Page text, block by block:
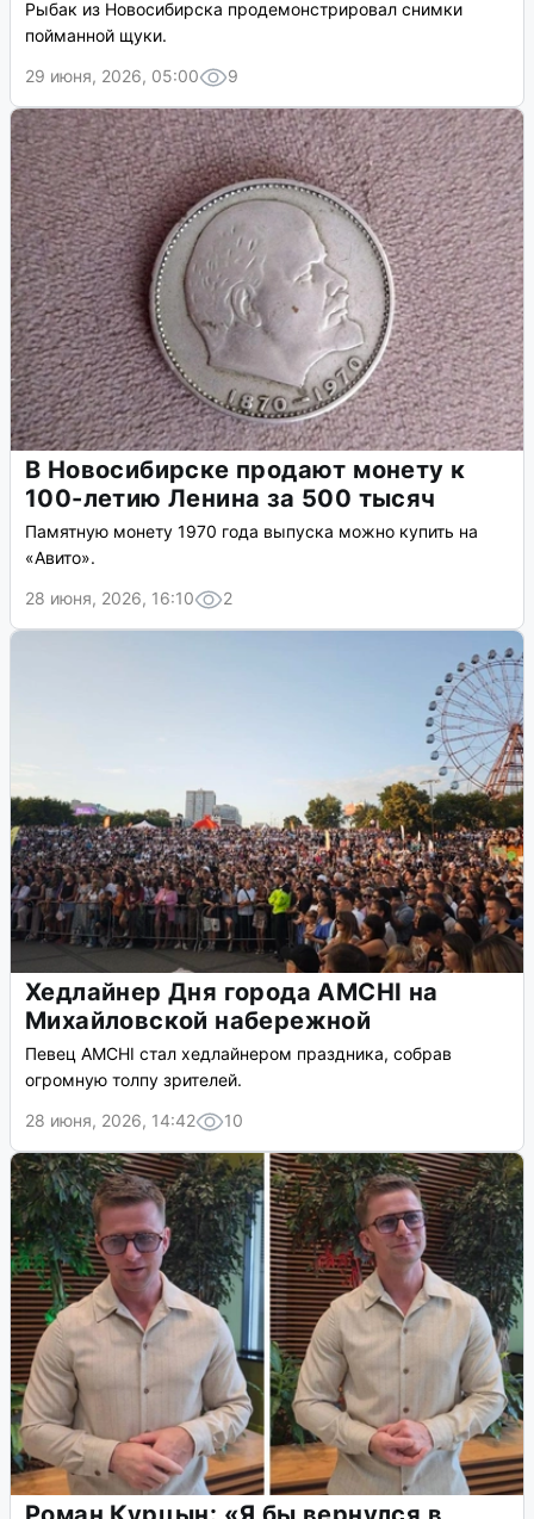
Рыбак из Новосибирска продемонстрировал снимки
пойманной щуки.
29 июня, 2026, 05:00
9
В Новосибирске продают монету к
100-летию Ленина за 500 тысяч
Памятную монету 1970 года выпуска можно купить на
«Авито».
28 июня, 2026, 16:10
2
Хедлайнер Дня города AMCHI на
Михайловской набережной
Певец AMCHI стал хедлайнером праздника, собрав
огромную толпу зрителей.
28 июня, 2026, 14:42
10